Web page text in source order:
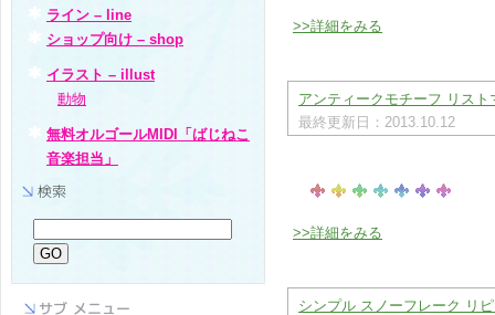
>>詳細をみる
アンティークモチーフ リス
最終更新日：2013.10.12
>>詳細をみる
シンプル スノーフレーク リ
ライン – line
ショップ向け – shop
イラスト – illust
動物
無料オルゴールMIDI「ばじねこ
音楽担当」